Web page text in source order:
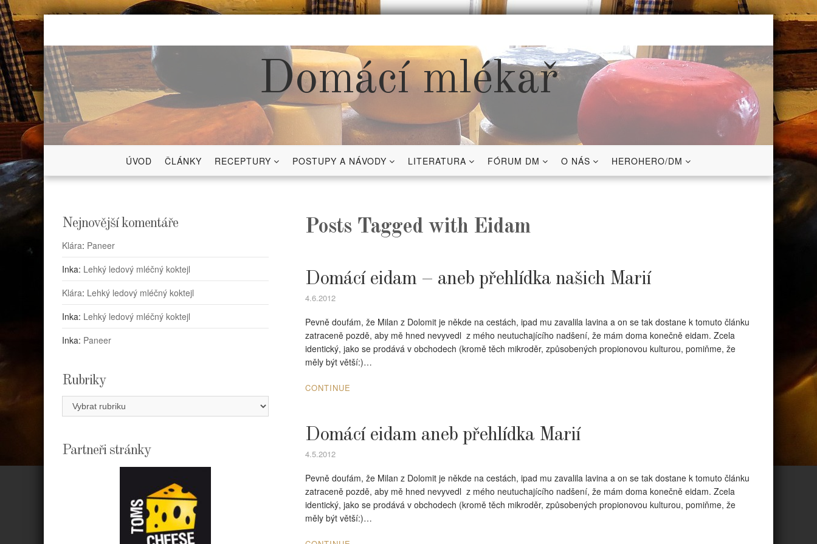
Skip
content
Domácí mlékař
ÚVOD ČLÁNKY RECEPTURY POSTUPY A NÁVODY LITERATURA FÓRUM DM O NÁS HEROHERO/DM
Posts Tagged with Eidam
Domácí eidam – aneb přehlídka našich Marií
4.6.2012
Pevně doufám, že Milan z Dolomit je někde na cestách, ipad mu zavalila lavina a on se tak dostane k tomuto článku
zatraceně pozdě, aby mě hned nevyvedl z mého neutuchajícího nadšení, že mám doma konečně eidam. Zcela
identický, jako se prodává v obchodech (kromě těch mikroděr, způsobených propionovou kulturou, pomiňme, že
měly být větší:)…
CONTINUE
Domácí eidam aneb přehlídka Marií
4.5.2012
Pevně doufám, že Milan z Dolomit je někde na cestách, ipad mu zavalila lavina a on se tak dostane k tomuto článku
zatraceně pozdě, aby mě hned nevyvedl z mého neutuchajícího nadšení, že mám doma konečně eidam. Zcela
identický, jako se prodává v obchodech (kromě těch mikroděr, způsobených propionovou kulturou, pomiňme, že
měly být větší:)…
Nejnovější komentáře
Klára: Paneer
Inka: Lehký ledový mléčný koktejl
Klára: Lehký ledový mléčný koktejl
Inka: Lehký ledový mléčný koktejl
Inka: Paneer
Rubriky
Rubriky
Partneři stránky